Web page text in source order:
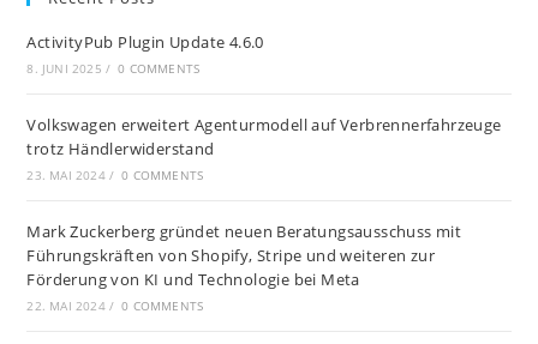
ActivityPub Plugin Update 4.6.0
8. JUNI 2025 / 0 COMMENTS
Volkswagen erweitert Agenturmodell auf Verbrennerfahrzeuge
trotz Händlerwiderstand
23. MAI 2024 / 0 COMMENTS
Mark Zuckerberg gründet neuen Beratungsausschuss mit
Führungskräften von Shopify, Stripe und weiteren zur
Förderung von KI und Technologie bei Meta
22. MAI 2024 / 0 COMMENTS